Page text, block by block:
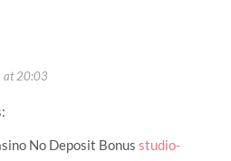
20:03
No Deposit Bonus studio-